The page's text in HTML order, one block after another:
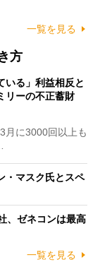
一覧を見る
方
いる」利益相反と
リーの不正蓄財
月に3000回以上も
・マスク氏とスペ
、ゼネコンは最高
一覧を見る